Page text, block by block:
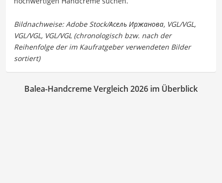
Balea-Handcreme Vergleich 2026 im Überblick